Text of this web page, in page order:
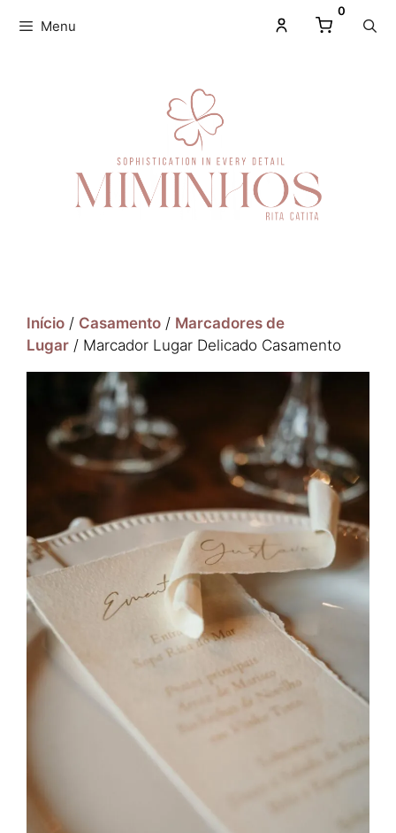
0
Menu
Início / Casamento / Marcadores de
Lugar / Marcador Lugar Delicado Casamento